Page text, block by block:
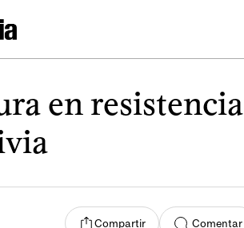
en resistencia
Compartir Comentar